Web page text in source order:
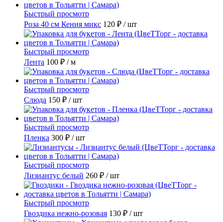
Быстрый просмотр
Роза 40 см Кения микс 120 ₽ / шт
Быстрый просмотр
Лента 100 ₽ / м
Быстрый просмотр
Слюда 150 ₽ / шт
Быстрый просмотр
Пленка 300 ₽ / шт
Быстрый просмотр
Лизиантус белый 260 ₽ / шт
Быстрый просмотр
Гвоздика нежно-розовая 130 ₽ / шт